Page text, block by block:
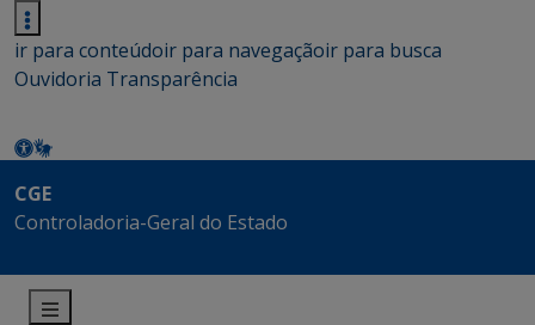
ir para conteúdoir para navegaçãoir para busca
Ouvidoria Transparência
CGE
Controladoria-Geral do Estado